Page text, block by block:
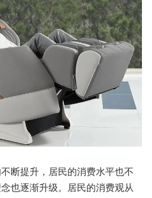
断提升，居民的消费水平也不
也逐渐升级。居民的消费观从